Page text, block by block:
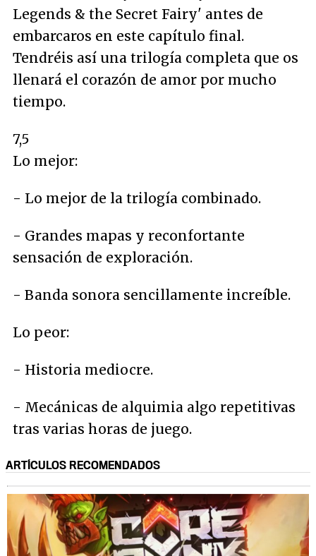
Legends & the Secret Fairy' antes de
embarcaros en este capítulo final.
Tendréis así una trilogía completa que os
llenará el corazón de amor por mucho
tiempo.
7,5
Lo mejor:
- Lo mejor de la trilogía combinado.
- Grandes mapas y reconfortante
sensación de exploración.
- Banda sonora sencillamente increíble.
Lo peor:
- Historia mediocre.
- Mecánicas de alquimia algo repetitivas
tras varias horas de juego.
ARTÍCULOS RECOMENDADOS